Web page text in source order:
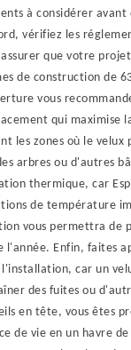
à considérer avant
vérifiez les
assurer que votre
de construction de
vous
qui maximise
les zones où le
arbres ou d'autres
thermique, car
de température
vous permettra de
l'année. Enfin, faites
l'installation, car un
des fuites ou
en tête, vous êtes
de vie en un havre